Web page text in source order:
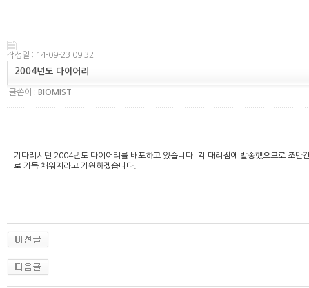
작성일 : 14-09-23 09:32
2004년도 다이어리
글쓴이 : BIOMIST
기다리시던 2004년도 다이어리를 배포하고 있습니다. 각 대리점에 발송했으므로 조
로 가득 채워지라고 기원하겠습니다.